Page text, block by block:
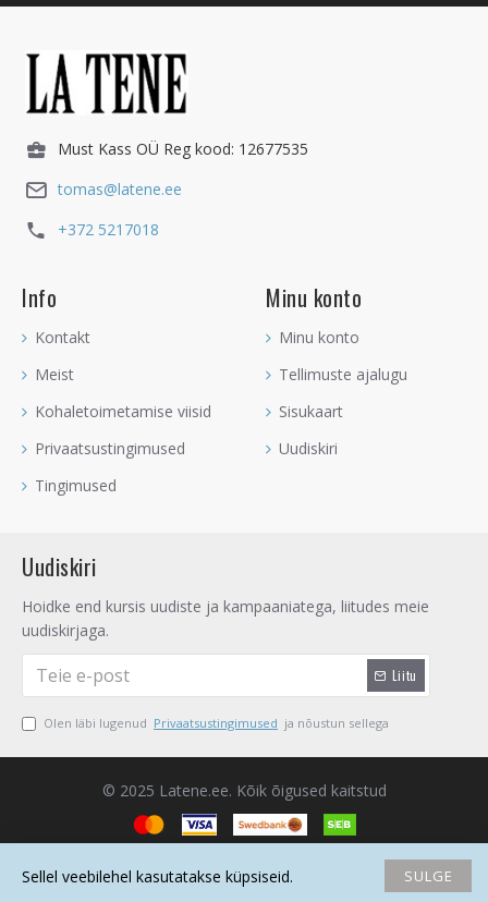
Must Kass OÜ Reg kood: 12677535
tomas@latene.ee
+372 5217018
Info
Kontakt
Meist
Kohaletoimetamise viisid
Privaatsustingimused
Tingimused
Minu konto
Minu konto
Tellimuste ajalugu
Sisukaart
Uudiskiri
Uudiskiri
Hoidke end kursis uudiste ja kampaaniatega, liitudes meie
uudiskirjaga.
Liitu
Olen läbi lugenud Privaatsustingimused ja nõustun sellega
© 2025 Latene.ee. Kõik õigused kaitstud
Saada email Helista
SULGE
Sellel veebilehel kasutatakse küpsiseid.